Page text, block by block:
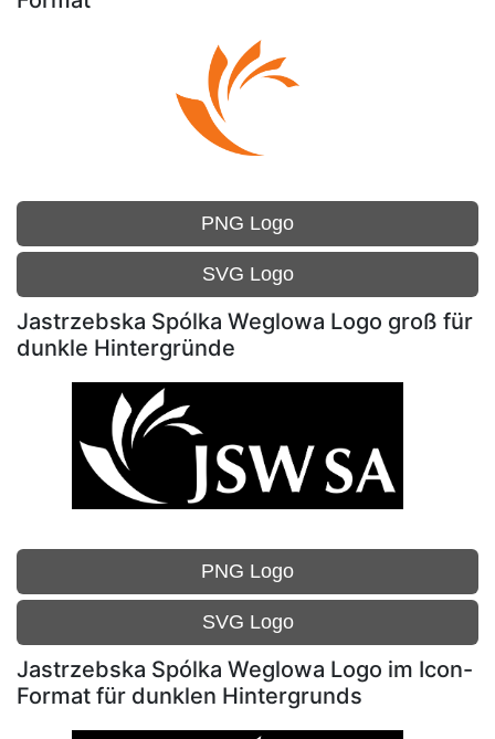
PNG Logo
SVG Logo
Jastrzebska Spólka Weglowa Logo groß für
dunkle Hintergründe
PNG Logo
SVG Logo
Jastrzebska Spólka Weglowa Logo im Icon-
Format für dunklen Hintergrunds